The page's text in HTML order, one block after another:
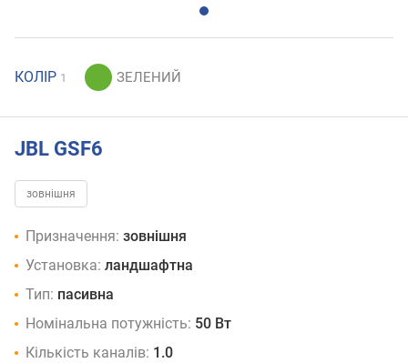
КОЛІР 1
JBL GSF6
зовнішня
Призначення: зовнішня
Установка: ландшафтна
Тип: пасивна
Номінальна потужність: 50 Вт
Кількість каналів: 1.0